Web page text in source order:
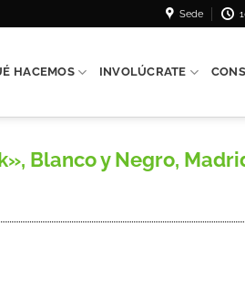
Sede
HACEMOS INVOLÚCRATE
Blanco y Negro,